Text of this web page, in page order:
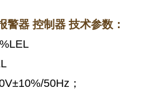
警器 控制器 技术参数：
50Hz；